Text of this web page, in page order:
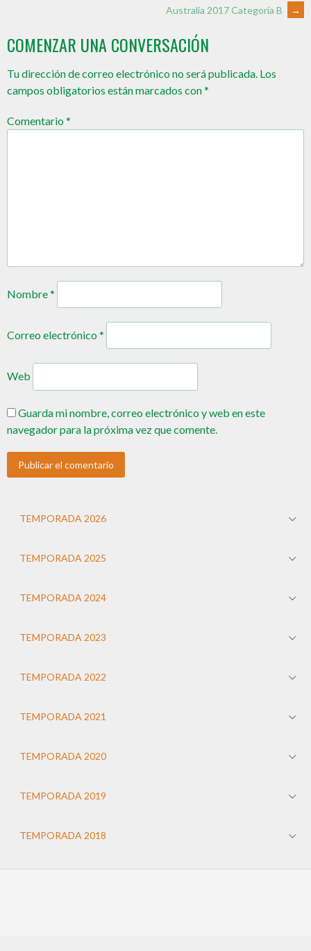
Australia 2017 Categoría B
→
COMENZAR UNA CONVERSACIÓN
Tu dirección de correo electrónico no será publicada. Los
campos obligatorios están marcados con*
Comentario*
Nombre*
Correo electrónico*
Web
Guarda mi nombre, correo electrónico y web en este
navegador para la próxima vez que comente.
TEMPORADA 2026
TEMPORADA 2025
TEMPORADA 2024
TEMPORADA 2023
TEMPORADA 2022
TEMPORADA 2021
TEMPORADA 2020
TEMPORADA 2019
TEMPORADA 2018